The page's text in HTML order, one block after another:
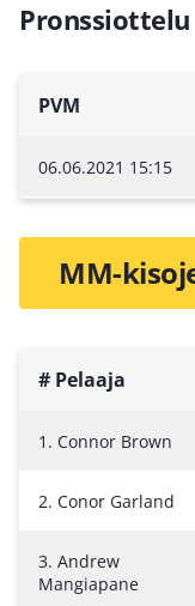
Pronssiottelu
PVM
06.06.2021 15:15
MM-
# Pelaaja
1. Connor Brown
2. Conor Garland
3. Andrew
Mangiapane